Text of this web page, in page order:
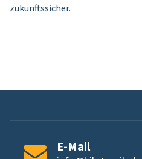
zukunftssicher.
E-Mail